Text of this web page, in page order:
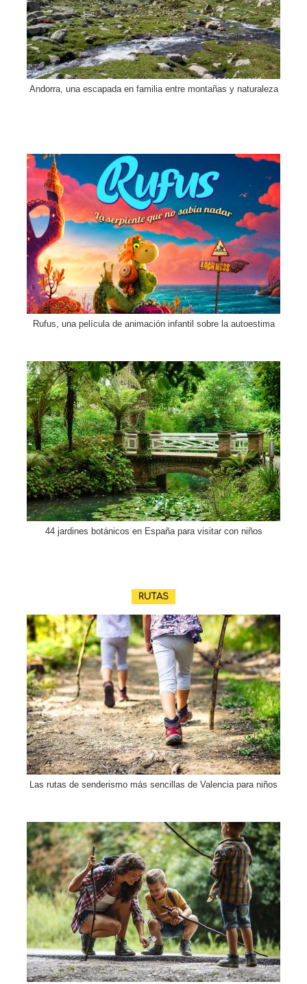
Andorra, una escapada en familia entre montañas y naturaleza
Rufus, una película de animación infantil sobre la autoestima
44 jardines botánicos en España para visitar con niños
RUTAS
Las rutas de senderismo más sencillas de Valencia para niños